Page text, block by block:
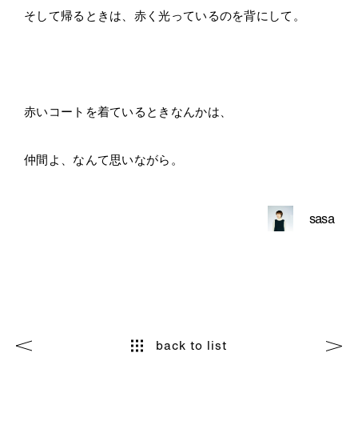
そして帰るときは、赤く光っているのを背にして。
赤いコートを着ているときなんかは、
仲間よ、なんて思いながら。
sasa
back to list